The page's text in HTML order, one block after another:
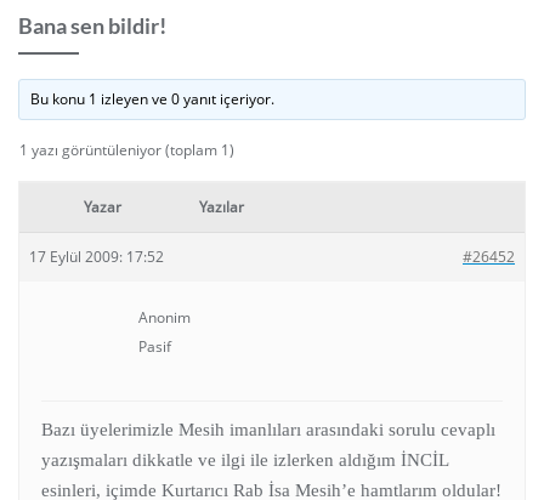
Bana sen bildir!
Bu konu 1 izleyen ve 0 yanıt içeriyor.
1 yazı görüntüleniyor (toplam 1)
Yazar Yazılar
17 Eylül 2009: 17:52 #26452
Anonim
Pasif
Bazı üyelerimizle Mesih imanlıları arasındaki sorulu cevaplı
yazışmaları dikkatle ve ilgi ile izlerken aldığım İNCİL
esinleri, içimde Kurtarıcı Rab İsa Mesih’e hamtlarım oldular!